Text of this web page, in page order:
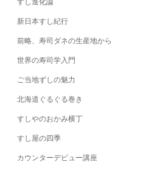
すし進化論
新日本すし紀行
前略、寿司ダネの生産地から
世界の寿司学入門
ご当地ずしの魅力
北海道ぐるぐる巻き
すしやのおかみ横丁
すし屋の四季
カウンターデビュー講座